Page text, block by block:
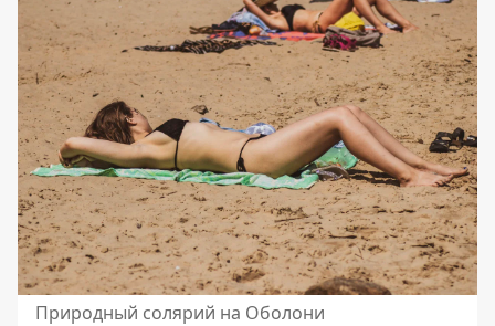
Природный солярий на Оболони